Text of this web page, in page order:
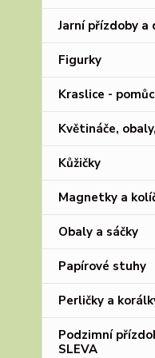
Jarní přízdoby a
Figurky
Kraslice -
Květináče,
Kůžičky
Magnetky a
Obaly a sáčky
Papírové stuhy
Perličky a
Podzimní
SLEVA